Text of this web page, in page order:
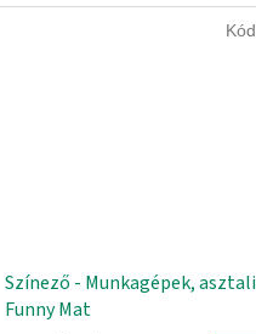
Színező - Munkagépek,
Funny Mat